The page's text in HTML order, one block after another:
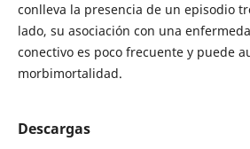
conlleva la presencia de un episodio
lado, su asociación con una
conectivo es poco frecuente y puede
morbimortalidad.
Descargas